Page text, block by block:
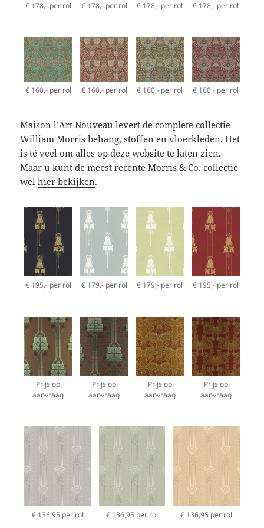
€ 178,- per rol € 178,- per rol € 178,- per rol € 178,- per rol
€ 160,- per rol € 160,- per rol € 160,- per rol € 160,- per rol
Maison l’Art Nouveau levert de complete collectie
William Morris behang, stoffen envloerkleden. Het
is té veel om alles op deze website te laten zien.
Maar u kunt de meest recente Morris & Co. collectie
welhier bekijken.
€ 195,- per rol € 179,- per rol € 179,- per rol € 195,- per rol
Prijs op
aanvraag
Prijs op
aanvraag
Prijs op
aanvraag
Prijs op
aanvraag
€ 136,95 per rol € 136,95 per rol € 136,95 per rol